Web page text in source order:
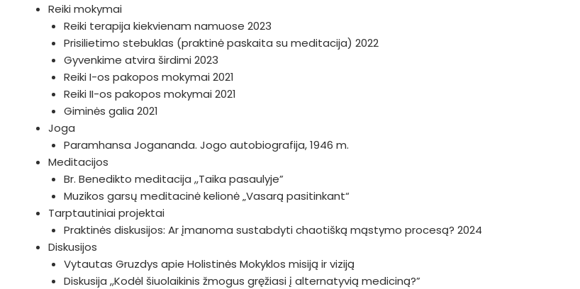
Reiki mokymai
Reiki terapija kiekvienam namuose 2023
Prisilietimo stebuklas (praktinė paskaita su meditacija) 2022
Gyvenkime atvira širdimi 2023
Reiki I-os pakopos mokymai 2021
Reiki II-os pakopos mokymai 2021
Giminės galia 2021
Joga
Paramhansa Jogananda. Jogo autobiografija, 1946 m.
Meditacijos
Br. Benedikto meditacija ,,Taika pasaulyje”
Muzikos garsų meditacinė kelionė „Vasarą pasitinkant“
Tarptautiniai projektai
Praktinės diskusijos: Ar įmanoma sustabdyti chaotišką mąstymo procesą? 2024
Diskusijos
Vytautas Gruzdys apie Holistinės Mokyklos misiją ir viziją
Diskusija ,,Kodėl šiuolaikinis žmogus gręžiasi į alternatyvią mediciną?”